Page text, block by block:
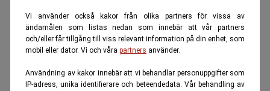
Vi använder också kakor från olika partners för vissa av
ändamålen som listas nedan som innebär att vår partners
och/eller får tillgång till viss relevant information på din enhet, som
mobil eller dator. Vi och våra partners använder.
Användning av kakor innebär att vi behandlar personuppgifter som
IP-adress, unika identifierare och beteendedata. Vår behandling av